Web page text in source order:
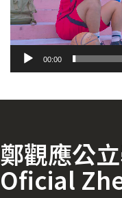
00:00
鄭觀應公
Oficial